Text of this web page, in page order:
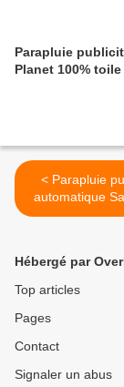
Parapluie
Planet 100%
< Parapluie publicitaire
automatique
Hébergé par
Top articles
Pages
Contact
Signaler un abus